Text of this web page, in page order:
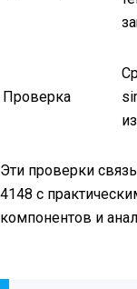
Проверка
Эти проверки
4148 с
компонентов и